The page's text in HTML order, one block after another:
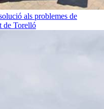
als problemes de
de Torelló